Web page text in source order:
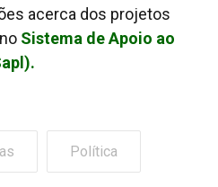
acerca dos projetos
Sistema de Apoio ao
Política